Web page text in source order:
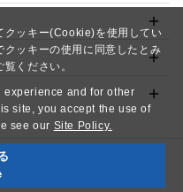
クッキー(Cookie)を使用してい
クッキーの使用に同意したとみ
覧ください。
experience and for other
site, you accept the use of
see our Site Policy.
All Rights Reserved.